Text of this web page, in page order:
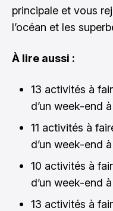
principale et vous
l’océan et les
À lire aussi :
13 activités à
d’un week-end
11 activités à
d’un week-end
10 activités à
d’un week-end
13 activités à